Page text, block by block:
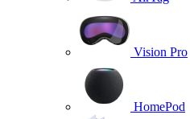
Vision Pro
HomePod